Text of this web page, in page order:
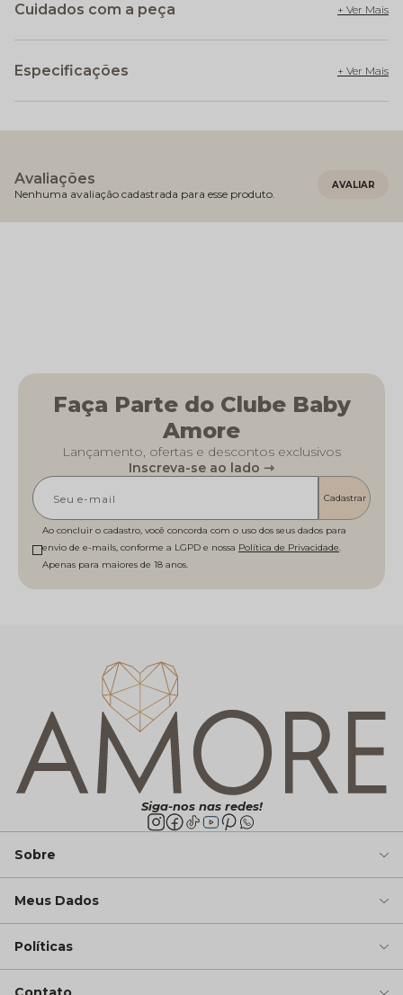
Cuidados com a peça
Especificações
Avaliações
Nenhuma avaliação cadastrada para esse produto.
Faça Parte do Clube Baby
Amore
Lançamento, ofertas e descontos exclusivos
Inscreva-se ao lado ⇾
Cadastrar
Ao concluir o cadastro, você concorda com o uso dos seus dados para
envio de e-mails, conforme a LGPD e nossa Política de Privacidade
Siga-nos nas redes!
Sobre
Meus Dados
Políticas